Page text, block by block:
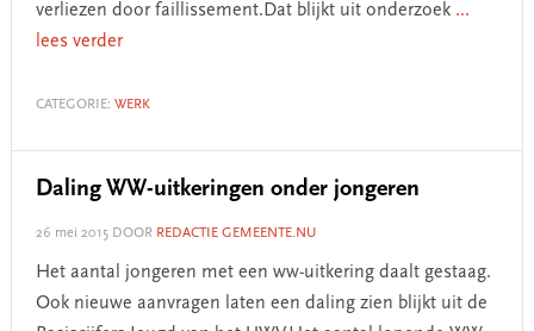
verliezen door faillissement.Dat blijkt uit onderzoek ...
lees verder
CATEGORIE: WERK
Daling WW-uitkeringen onder jongeren
26 mei 2015DOOR REDACTIE GEMEENTE.NU
Het aantal jongeren met een ww-uitkering daalt gestaag.
Ook nieuwe aanvragen laten een daling zien blijkt uit de